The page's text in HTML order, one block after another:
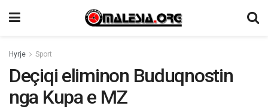
Hyrje Sport
Deçiqi eliminon Buduqnostin
nga Kupa e MZ